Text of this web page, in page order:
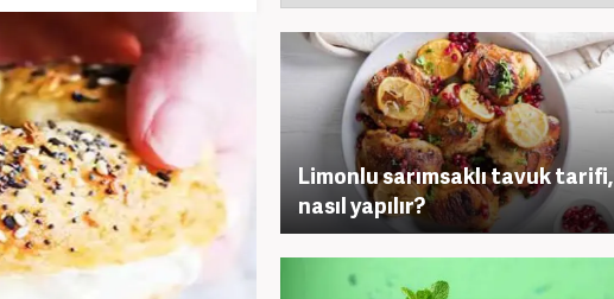
Limonlu sarımsaklı tavuk tarifi,
nasıl yapılır?